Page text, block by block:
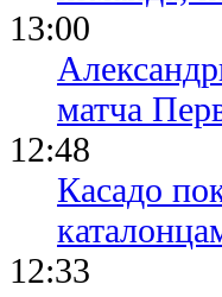
13:00
матча
12:48
Касадо
12:33